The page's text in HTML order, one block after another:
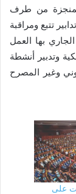
من طرف
تتبع ومراقبة
بها العمل
وتدبير أنشطة
وغير المصرح
على